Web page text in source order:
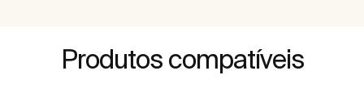
Produtos compatíveis